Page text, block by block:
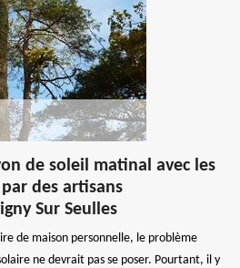
de soleil matinal avec les
des artisans
Sur Seulles
de maison personnelle, le problème
ne devrait pas se poser. Pourtant, il y